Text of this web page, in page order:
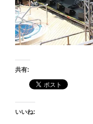
共有:
いいね: